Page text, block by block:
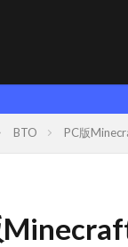
BTO PC版